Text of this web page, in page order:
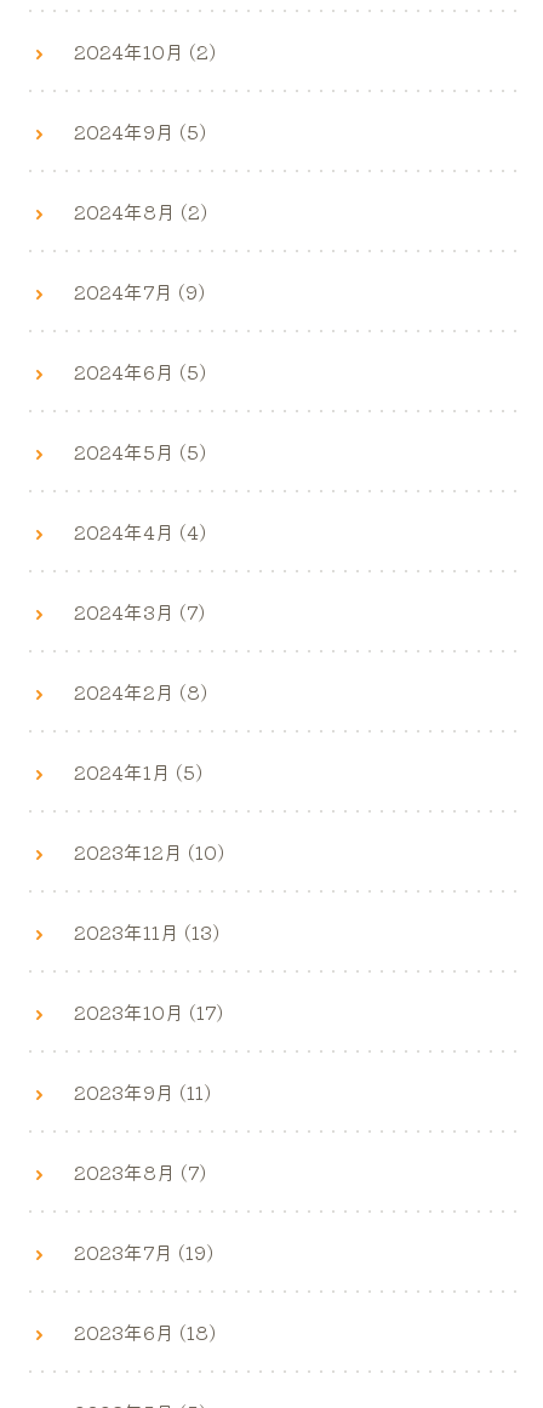
2024年10月 (2)
2024年9月 (5)
2024年8月 (2)
2024年7月 (9)
2024年6月 (5)
2024年5月 (5)
2024年4月 (4)
2024年3月 (7)
2024年2月 (8)
2024年1月 (5)
2023年12月 (10)
2023年11月 (13)
2023年10月 (17)
2023年9月 (11)
2023年8月 (7)
2023年7月 (19)
2023年6月 (18)